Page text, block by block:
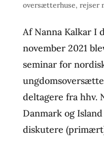
oversætterhuse, rejser
Af Nanna Kalkar I
november 2021
seminar for
deltagere fra hhv.
Danmark og
diskutere